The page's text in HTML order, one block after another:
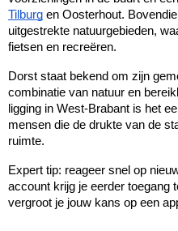
Tilburg en Oosterhout.
uitgestrekte natuurgebieden,
fietsen en recreëren.
Dorst staat bekend om zijn
combinatie van natuur en
ligging in West-Brabant is het
mensen die de drukte van de
ruimte.
Expert tip: reageer snel op
account krijg je eerder toegang
vergroot je jouw kans op een